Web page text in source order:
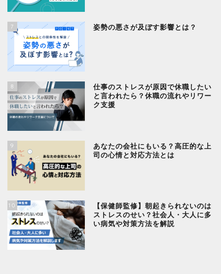
7 姿勢の悪さが及ぼす影響とは？
8
仕事のストレスが原因で休職したい
と言われたら？休職の流れやリワー
ク支援
9
あなたの会社にもいる？高圧的な上
司の心情と対応方法とは
10
【保健師監修】朝起きられないのは
ストレスのせい？社会人・大人に多
い病気や対策方法を解説